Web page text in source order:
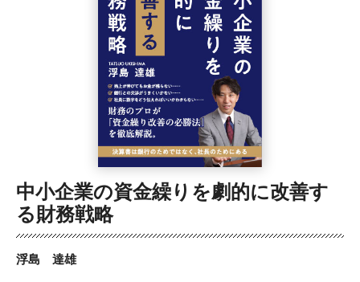
中小企業の資金繰りを劇的に改善す
る財務戦略
浮島 達雄